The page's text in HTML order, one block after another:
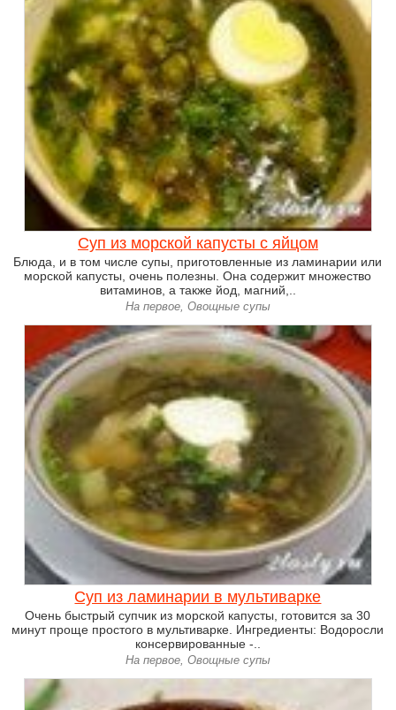
Суп из морской капусты с яйцом
Блюда, и в том числе супы, приготовленные из ламинарии или
морской капусты, очень полезны. Она содержит множество
витаминов, а также йод, магний,..
На первое, Овощные супы
Суп из ламинарии в мультиварке
Очень быстрый супчик из морской капусты, готовится за 30
минут проще простого в мультиварке. Ингредиенты: Водоросли
консервированные -..
На первое, Овощные супы